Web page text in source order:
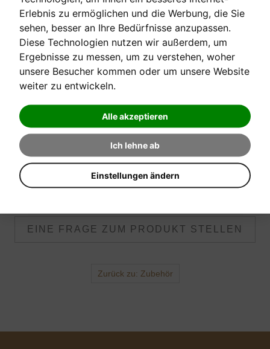
Erlebnis zu ermöglichen und die Werbung, die Sie
sehen, besser an Ihre Bedürfnisse anzupassen.
Diese Technologien nutzen wir außerdem, um
Ergebnisse zu messen, um zu verstehen, woher
unsere Besucher kommen oder um unsere Website
weiter zu entwickeln.
Alle akzeptieren
Ich lehne ab
Einstellungen ändern
32 leichte Klavierstücke mit Übetipps
Verkaufspreis:
16,10 €
EINE FRAGE ZUM PRODUKT STELLEN
Zurück zu: Zubehör